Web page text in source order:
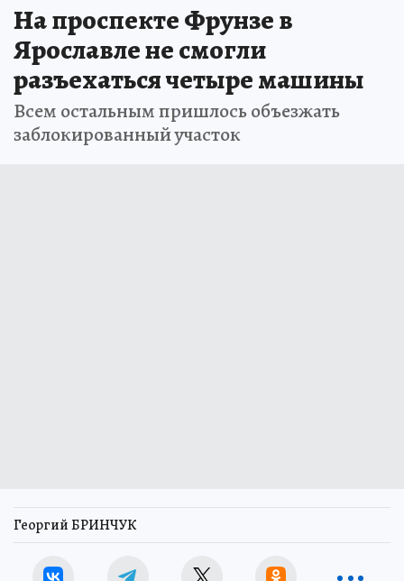
На проспекте Фрунзе в
Ярославле не смогли
разъехаться четыре машины
Всем остальным пришлось объезжать
заблокированный участок
Георгий БРИНЧУК